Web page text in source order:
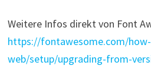
Weitere Infos direkt von Font
https://fontawesome.com/
web/setup/upgrading-from-